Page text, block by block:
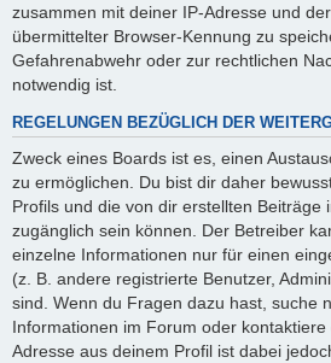
zusammen mit deiner IP-Adresse und
übermittelter Browser-Kennung zu
Gefahrenabwehr oder zur rechtlichen
notwendig ist.
REGELUNGEN BEZÜGLICH DER
Zweck eines Boards ist es, einen
zu ermöglichen. Du bist dir daher
Profils und die von dir erstellten Beiträge
zugänglich sein können. Der Betreiber
einzelne Informationen nur für einen
(z. B. andere registrierte Benutzer,
sind. Wenn du Fragen dazu hast, suche
Informationen im Forum oder
Adresse aus deinem Profil ist dabei